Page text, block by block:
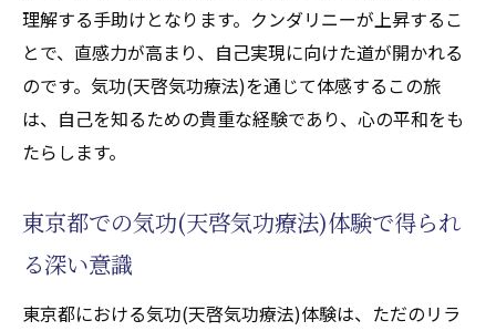
理解する手助けとなります。クンダリニーが上昇するこ
とで、直感力が高まり、自己実現に向けた道が開かれる
のです。気功(天啓気功療法)を通じて体感するこの旅
は、自己を知るための貴重な経験であり、心の平和をも
たらします。
東京都での気功(天啓気功療法)体験で得られ
る深い意識
東京都における気功(天啓気功療法)体験は、ただのリラ